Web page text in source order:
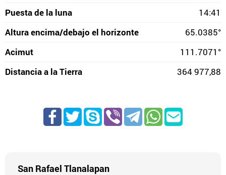
Puesta de la luna
14:41
Altura encima/debajo el horizonte
65.0385°
Acimut
111.7071°
Distancia a la Tierra
364 977,88
San Rafael Tlanalapan